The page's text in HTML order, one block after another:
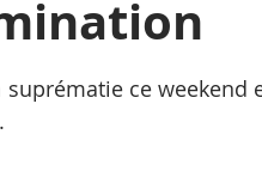
suprématie ce